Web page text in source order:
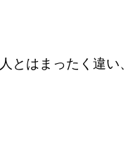
とはまったく違い、